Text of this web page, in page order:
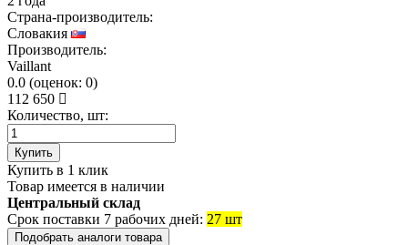
Страна-производитель:
Словакия
Производитель:
Vaillant
0.0 (оценок: 0)
112 650
Количество, шт:
Купить
Купить в 1 клик
Товар имеется в наличии
Центральный склад
Срок поставки 7 рабочих дней: 27 шт
Подобрать аналоги товара